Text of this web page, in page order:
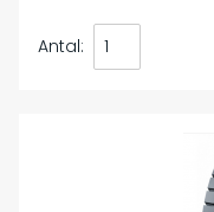
Antal: